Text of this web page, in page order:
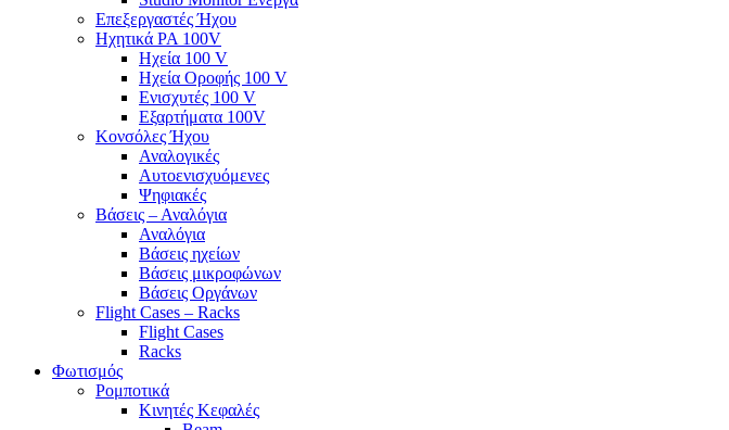
Επεξεργαστές Ήχου
Ηχητικά PA 100V
Ηχεία 100 V
Ηχεία Οροφής 100 V
Ενισχυτές 100 V
Εξαρτήματα 100V
Κονσόλες Ήχου
Αναλογικές
Αυτοενισχυόμενες
Ψηφιακές
Βάσεις – Αναλόγια
Αναλόγια
Βάσεις ηχείων
Βάσεις μικροφώνων
Βάσεις Οργάνων
Flight Cases – Racks
Flight Cases
Racks
Φωτισμός
Ρομποτικά
Κινητές Κεφαλές